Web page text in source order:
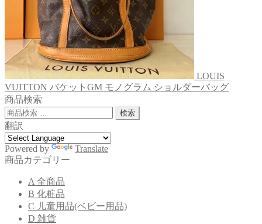
LOUIS
VUITTON バケットGM モノグラム ショルダーバッグ
商品検索
検
索
対
象:
検索
翻訳
Powered by
Translate
商品カテゴリー
A 全商品
B 化粧品
C 儿童用品(ベビー用品)
D 雑貨